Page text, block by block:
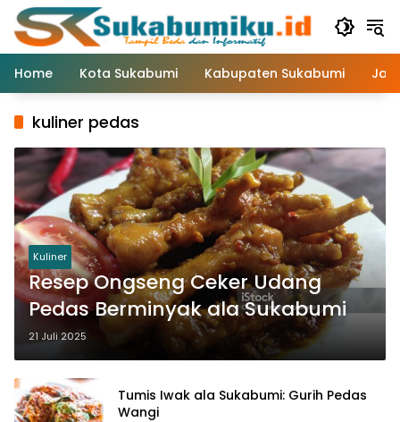
Langsung
konten
Home
Kota Sukabumi Kabupaten Sukabumi
kuliner pedas
Kuliner
Resep Ongseng Ceker Udang
Pedas Berminyak ala Sukabumi
21 Juli 2025
Tumis Iwak ala Sukabumi: Gurih Pedas
Wangi